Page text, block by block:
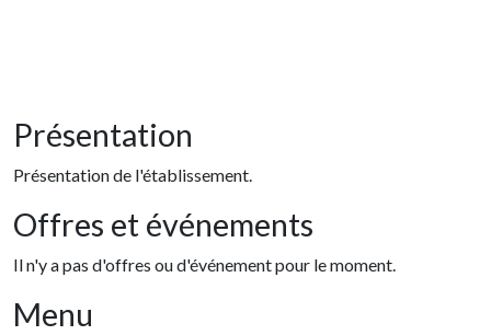
Présentation
Présentation de l'établissement.
Offres et événements
Il n'y a pas d'offres ou d'événement pour le moment.
Menu